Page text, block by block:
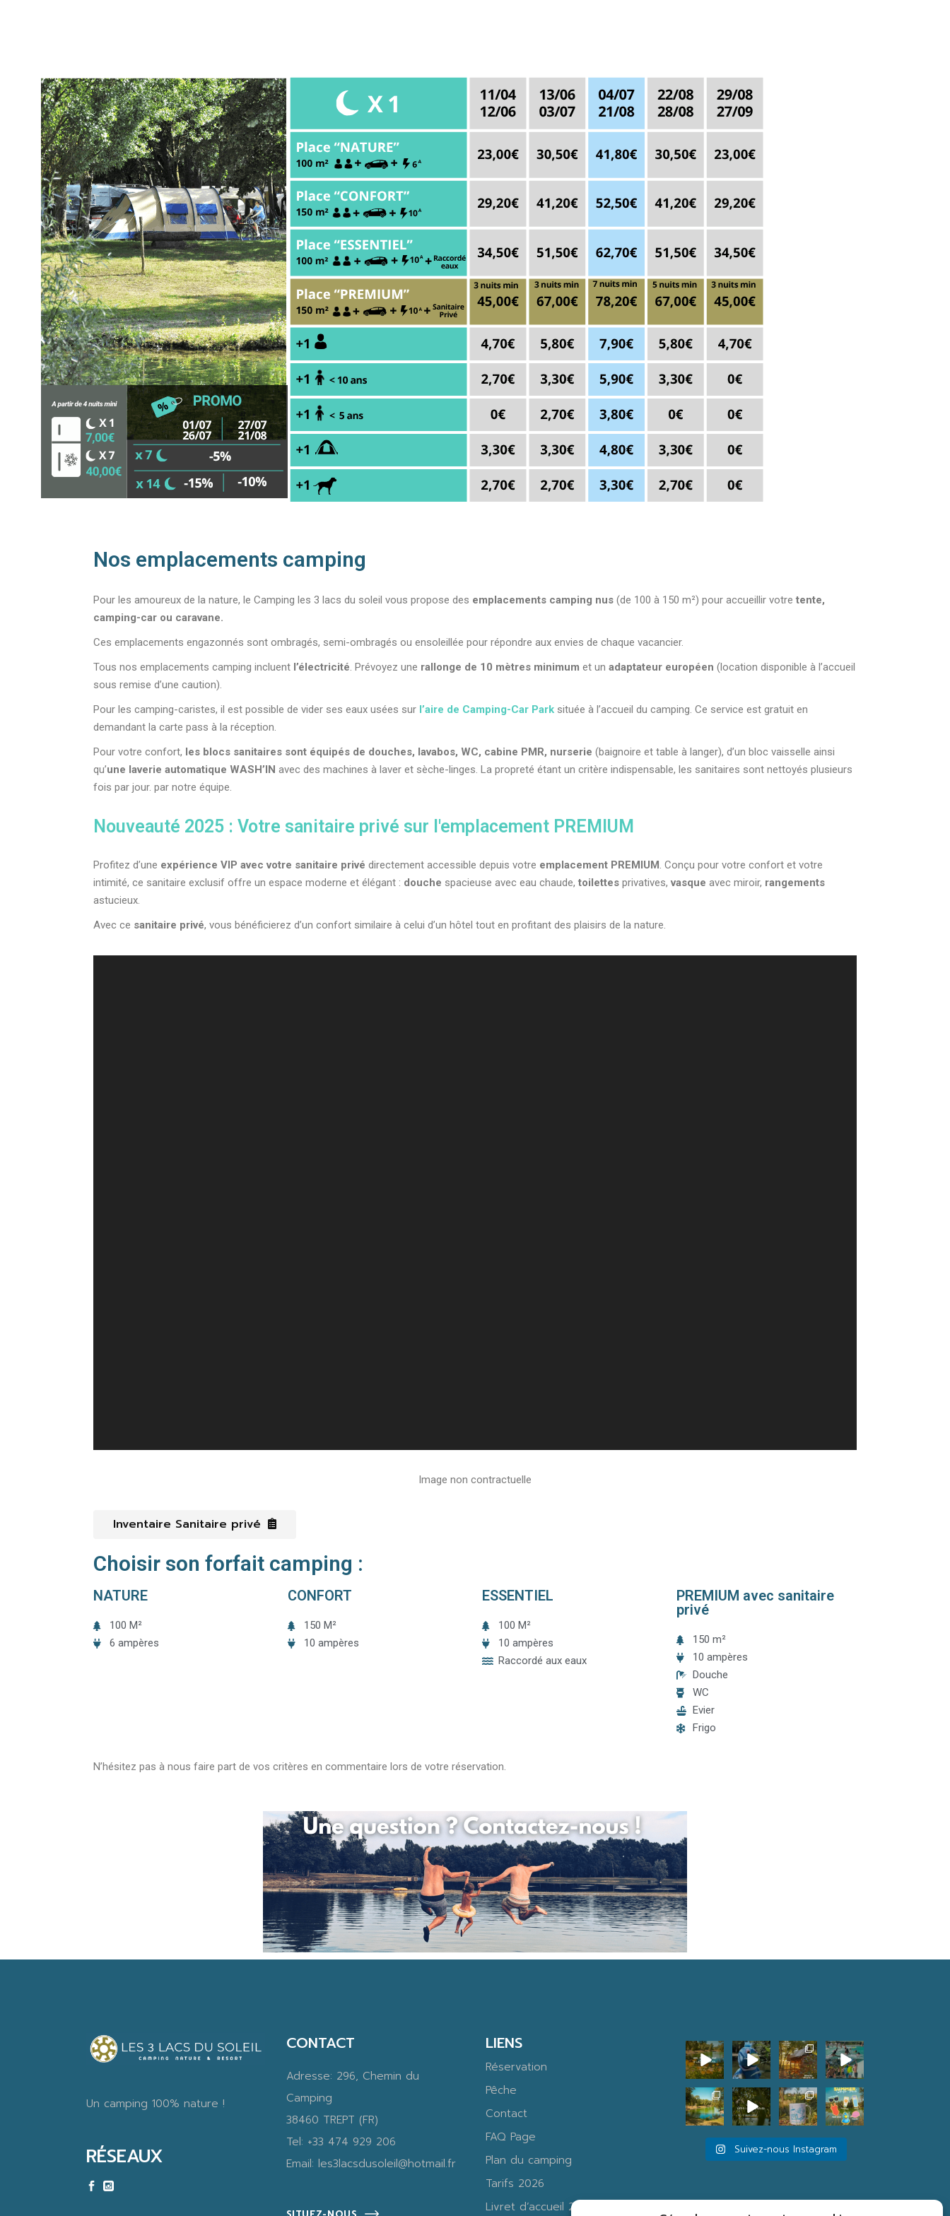
Nos emplacements camping
Pour les amoureux de la nature, le Camping les 3 lacs du soleil vous propose des emplacements camping nus (de 100 à 150 m²) pour accueillir votre tente,
camping-car ou caravane.
Ces emplacements engazonnés sont ombragés, semi-ombragés ou ensoleillée pour répondre aux envies de chaque vacancier.
Tous nos emplacements camping incluent l’électricité. Prévoyez une rallonge de 10 mètres minimum et un adaptateur européen (location disponible à l’accueil
sous remise d’une caution).
Pour les camping-caristes, il est possible de vider ses eaux usées sur l’aire de Camping-Car Park située à l’accueil du camping. Ce service est gratuit en
demandant la carte pass à la réception.
Pour votre confort, les blocs sanitaires sont équipés de douches, lavabos, WC, cabine PMR, nurserie (baignoire et table à langer), d’un bloc vaisselle ainsi
qu’une laverie automatique WASH’IN avec des machines à laver et sèche-linges. La propreté étant un critère indispensable, les sanitaires sont nettoyés plusieurs
fois par jour. par notre équipe.
Nouveauté 2025 : Votre sanitaire privé sur l'emplacement PREMIUM
Profitez d’une expérience VIP avec votre sanitaire privé directement accessible depuis votre emplacement PREMIUM. Conçu pour votre confort et votre
intimité, ce sanitaire exclusif offre un espace moderne et élégant : douche spacieuse avec eau chaude, toilettes privatives,vasque avec miroir, rangements
astucieux.
Avec ce sanitaire privé, vous bénéficierez d’un confort similaire à celui d’un hôtel tout en profitant des plaisirs de la nature.
Image non contractuelle
Inventaire Sanitaire privé
Choisir son forfait camping :
NATURE
100 M²
6 ampères
CONFORT
150 M²
10 ampères
ESSENTIEL
100 M²
10 ampères
Raccordé aux eaux
PREMIUM avec sanitaire
privé
150 m²
10 ampères
Douche
WC
Evier
Frigo
N’hésitez pas à nous faire part de vos critères en commentaire lors de votre réservation.
Un camping 100% nature !
RÉSEAUX
CONTACT
Adresse: 296, Chemin du
Camping
38460 TREPT (FR)
Tel: +33 474 929 206
Email: les3lacsdusoleil@hotmail.fr
LIENS
Réservation
Pêche
Contact
FAQ Page
Plan du camping
Tarifs 2026
Livret d’accueil 2026
Suivez-nous Instagram